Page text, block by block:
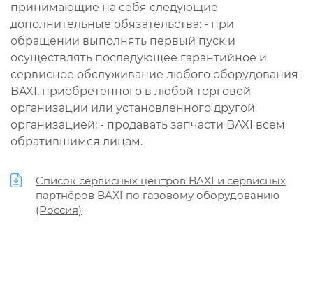
принимающие на себя следующие
дополнительные обязательства: - при
обращении выполнять первый пуск и
осуществлять последующее гарантийное и
сервисное обслуживание любого оборудования
BAXI, приобретенного в любой торговой
организации или установленного другой
организацией; - продавать запчасти BAXI всем
обратившимся лицам.
Список сервисных центров BAXI и сервисных
партнёров BAXI по газовому оборудованию
(Россия)